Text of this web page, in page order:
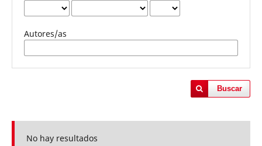
Autores/as
Buscar
No hay resultados